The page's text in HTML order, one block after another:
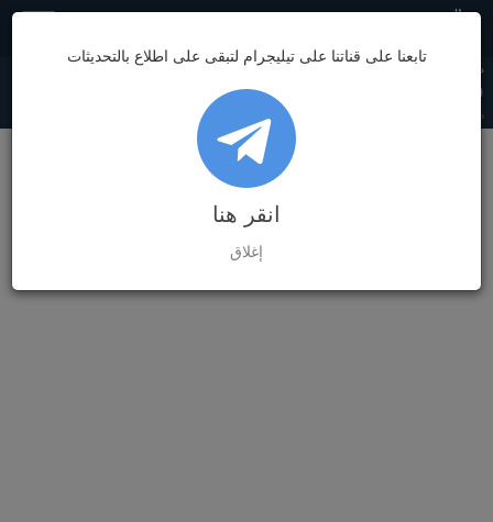
دولار السوق
53.20
0.00%
62.49
0.00%
0.00%
تابعنا على قناتنا على تيليجرام لتبقى على اطلاع بالتحديثات
انقر هنا
إغلاق